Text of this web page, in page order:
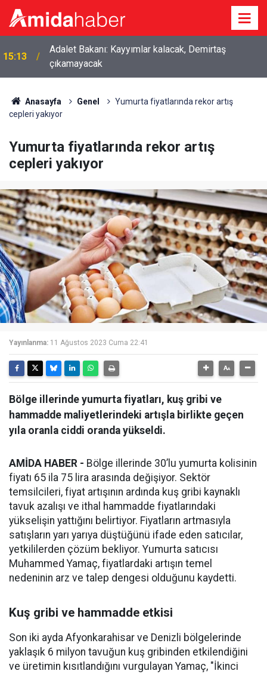
15:13
Adalet Bakanı: Kayyımlar kalacak, Demirtaş
çıkamayacak
Anasayfa Genel
Yumurta fiyatlarında rekor artış
cepleri yakıyor
Yumurta fiyatlarında rekor artış
cepleri yakıyor
Yayınlanma: 11 Ağustos 2023 Cuma 22:41
Bölge illerinde yumurta fiyatları, kuş gribi ve
hammadde maliyetlerindeki artışla birlikte geçen
yıla oranla ciddi oranda yükseldi.
AMİDA HABER - Bölge illerinde 30’lu yumurta kolisinin
fiyatı 65 ila 75 lira arasında değişiyor. Sektör
temsilcileri, fiyat artışının ardında kuş gribi kaynaklı
tavuk azalışı ve ithal hammadde fiyatlarındaki
yükselişin yattığını belirtiyor. Fiyatların artmasıyla
satışların yarı yarıya düştüğünü ifade eden satıcılar,
yetkililerden çözüm bekliyor. Yumurta satıcısı
Muhammed Yamaç, fiyatlardaki artışın temel
nedeninin arz ve talep dengesi olduğunu kaydetti.
Kuş gribi ve hammadde etkisi
Son iki ayda Afyonkarahisar ve Denizli bölgelerinde
yaklaşık 6 milyon tavuğun kuş gribinden etkilendiğini
ve üretimin kısıtlandığını vurgulayan Yamaç, "İkinci